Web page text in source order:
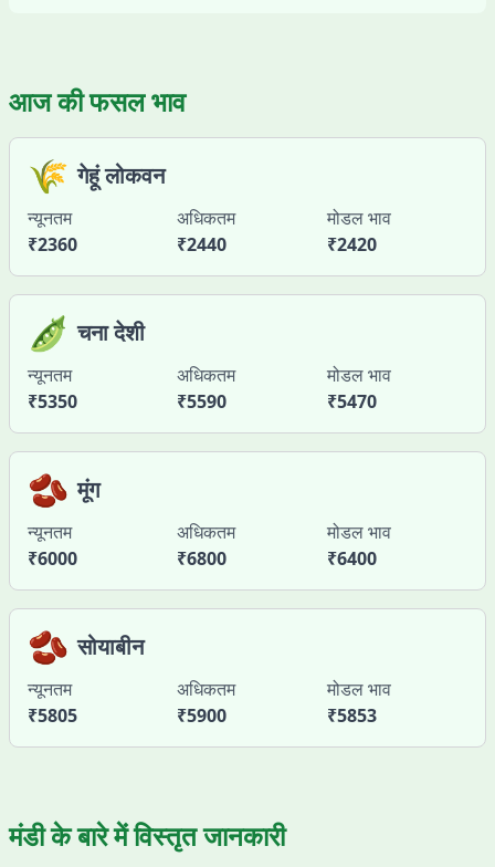
आज की फसल भाव
🌾 गेहूं लोकवन
न्यूनतम
₹2360
अधिकतम
₹2440
मोडल भाव
₹2420
🫛 चना देशी
न्यूनतम
₹5350
अधिकतम
₹5590
मोडल भाव
₹5470
🫘 मूंग
न्यूनतम
₹6000
अधिकतम
₹6800
मोडल भाव
₹6400
🫘 सोयाबीन
न्यूनतम
₹5805
अधिकतम
₹5900
मोडल भाव
₹5853
मंडी के बारे में विस्तृत जानकारी